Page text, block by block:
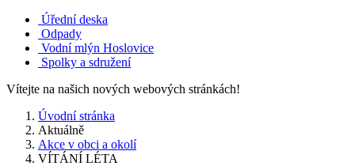
Úřední deska
Odpady
Vodní mlýn Hoslovice
Spolky a sdružení
Vítejte na našich nových webových stránkách!
Úvodní stránka
Aktuálně
Akce v obci a okolí
VÍTÁNÍ LÉTA